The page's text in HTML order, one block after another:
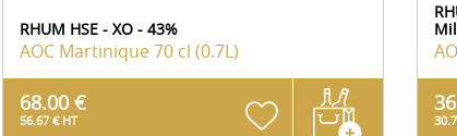
RHUM HSE - XO - 43%
AOC Martinique70 cl (0.7L)
68.00 €
56.67 € HT